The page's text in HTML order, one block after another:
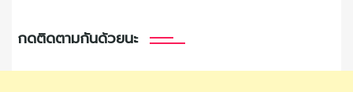
กดติดตามกันด้วยนะ